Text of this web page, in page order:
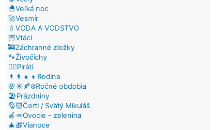
🐣Veľká noc
🚀Vesmír
💧VODA A VODSTVO
🦉Vtáci
🚒Záchranné zložky
🐾Živočíchy
🏴‍☠️Piráti
👨‍👩‍👧‍👦Rodina
🌸☀️🍂❄️Ročné obdobia
🏖️Prázdniny
🎅👹Čerti / Svätý Mikuláš
🍎🥕Ovocie - zelenina
🎄🎁Vianoce